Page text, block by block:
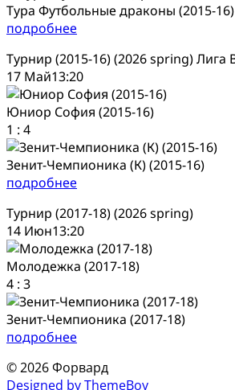
Тура Футбольные драконы (2015-16)
подробнее
Турнир (2015-16) (2026 spring) Лига
17 Май13:20
Юниор София (2015-16)
1 : 4
Зенит-Чемпионика (К) (2015-16)
подробнее
Турнир (2017-18) (2026 spring)
14 Июн13:20
Молодежка (2017-18)
4 : 3
Зенит-Чемпионика (2017-18)
подробнее
© 2026 Форвард
Designed by ThemeBoy